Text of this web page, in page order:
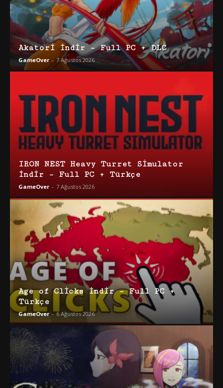
Akatori İndir – Full PC + DLC
GameOver - 7 Ağustos 2026
IRON NEST Heavy Turret Simulator
İndir – Full PC + Türkçe
GameOver - 7 Ağustos 2026
Age of Clicks İndir – Full PC +
Türkçe
GameOver - 6 Ağustos 2026